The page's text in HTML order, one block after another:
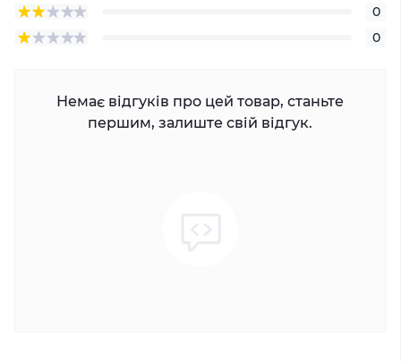
0
0
Немає відгуків про цей товар, станьте
першим, залиште свій відгук.